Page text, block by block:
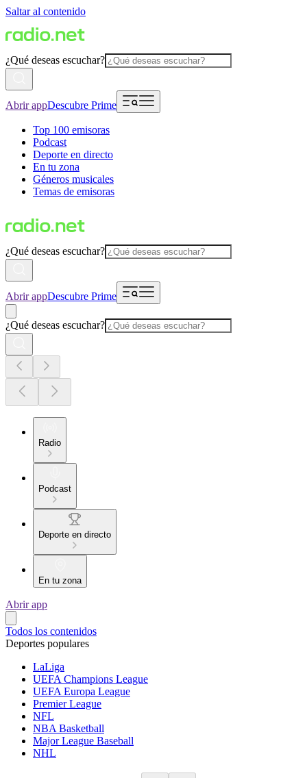
Saltar al contenido
¿Qué deseas escuchar?
Abrir appDescubre Prime
Top 100 emisoras
Podcast
Deporte en directo
En tu zona
Géneros musicales
Temas de emisoras
¿Qué deseas escuchar?
Abrir appDescubre Prime
¿Qué deseas escuchar?
Radio
Podcast
Deporte en directo
En tu zona
Abrir app
Todos los contenidos
Deportes populares
LaLiga
UEFA Champions League
UEFA Europa League
Premier League
NFL
NBA Basketball
Major League Baseball
NHL